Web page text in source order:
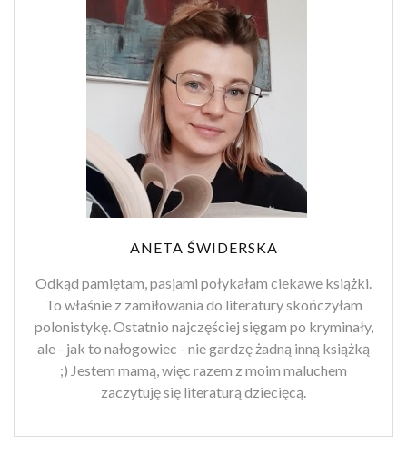
ANETA ŚWIDERSKA
Odkąd pamiętam, pasjami połykałam ciekawe książki.
To właśnie z zamiłowania do literatury skończyłam
polonistykę. Ostatnio najczęściej sięgam po kryminały,
ale - jak to nałogowiec - nie gardzę żadną inną książką
;) Jestem mamą, więc razem z moim maluchem
zaczytuję się literaturą dziecięcą.